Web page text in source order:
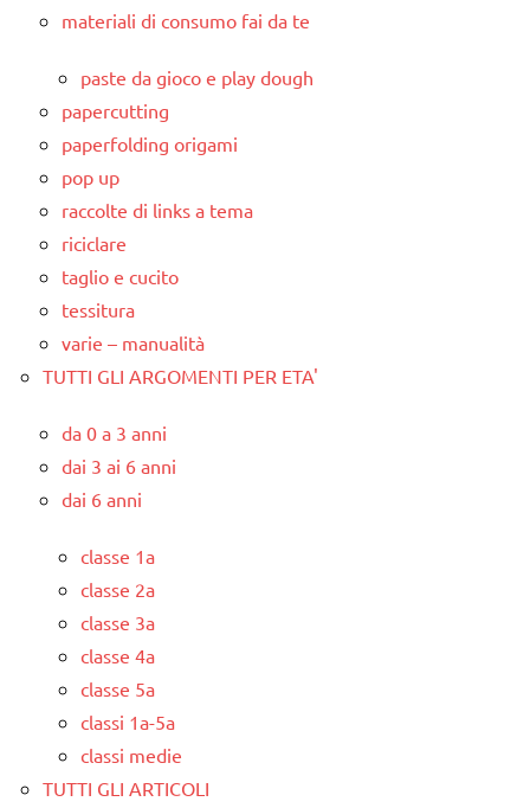
materiali di consumo fai da te
paste da gioco e play dough
papercutting
paperfolding origami
pop up
raccolte di links a tema
riciclare
taglio e cucito
tessitura
varie – manualità
TUTTI GLI ARGOMENTI PER ETA'
da 0 a 3 anni
dai 3 ai 6 anni
dai 6 anni
classe 1a
classe 2a
classe 3a
classe 4a
classe 5a
classi 1a-5a
classi medie
TUTTI GLI ARTICOLI